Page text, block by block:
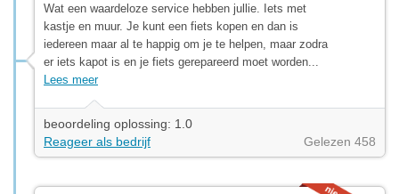
Wat een waardeloze service hebben jullie. Iets met
kastje en muur. Je kunt een fiets kopen en dan is
iedereen maar al te happig om je te helpen, maar zodra
er iets kapot is en je fiets gerepareerd moet worden...
Lees meer
beoordeling oplossing: 1.0
Reageer als bedrijf
Gelezen 458